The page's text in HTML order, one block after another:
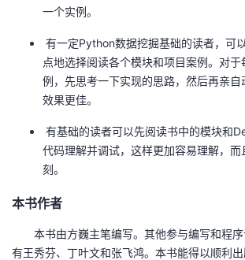
一个实例。
有一定Python数据挖掘基础的读者，可
点地选择阅读各个模块和项目案例。对
例，先思考一下实现的思路，然后再亲
效果更佳。
有基础的读者可以先阅读书中的模块和
代码理解并调试，这样更加容易理解，而
刻。
本书作者
本书由方巍主笔编写。其他参与编写和程序
有王秀芬、丁叶文和张飞鸿。本书能得以顺利